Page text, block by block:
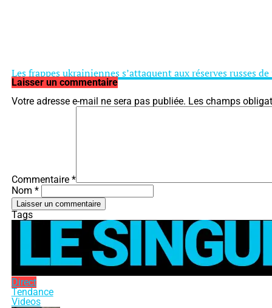
Les frappes ukrainiennes s’attaquent aux réserves russes
Laisser un commentaire
Votre adresse e-mail ne sera pas publiée. Les champs
Commentaire *
Nom *
Tags
Direct
Tendance
Videos